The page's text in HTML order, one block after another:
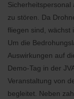
Sicherheitspersonal
zu stören. Da
fliegen sind, wächst
Um die
Auswirkungen auf
Demo-Tag in der
Veranstaltung von
begleitet. Neben